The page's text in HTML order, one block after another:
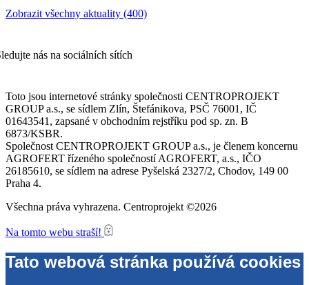
Zobrazit všechny aktuality (400)
nás na sociálních sítích
Toto jsou internetové stránky společnosti CENTROPROJEKT
GROUP a.s., se sídlem Zlín, Štefánikova, PSČ 76001, IČ
01643541, zapsané v obchodním rejstříku pod sp. zn. B
6873/KSBR.
Společnost CENTROPROJEKT GROUP a.s., je členem koncernu
AGROFERT řízeného společností AGROFERT, a.s., IČO
26185610, se sídlem na adrese Pyšelská 2327/2, Chodov, 149 00
Praha 4.
Všechna práva vyhrazena. Centroprojekt ©2026
Na tomto webu straší!
Tato webová stránka používá cookies